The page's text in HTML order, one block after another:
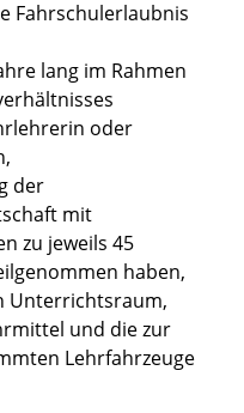
Fahrschulerlaubnis
lang im Rahmen
oder
der
mit
zu jeweils 45
haben,
Unterrichtsraum,
und die zur
Lehrfahrzeuge